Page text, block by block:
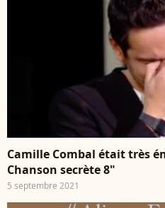
Camille Combal était très
Chanson secrète 8"
5 septembre 2021